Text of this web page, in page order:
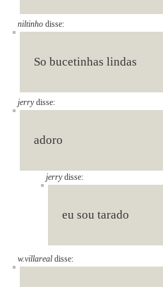
niltinho disse:
So bucetinhas lindas
jerry disse:
adoro
jerry disse:
eu sou tarado
w.villareal disse: